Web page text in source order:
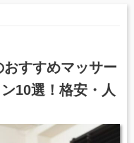
おすすめマッサー
10選！格安・人